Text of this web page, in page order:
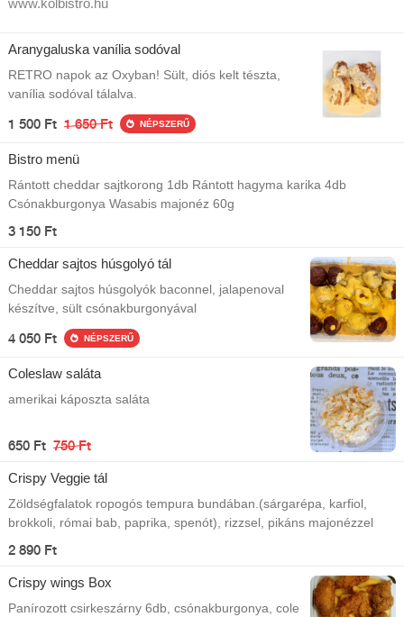
www.kolbistro.hu
Aranygaluska vanília sodóval
RETRO napok az Oxyban! Sült, diós kelt tészta,
vanília sodóval tálalva.
1 500 Ft 1 650 Ft NÉPSZERŰ
Bistro menü
Rántott cheddar sajtkorong 1db Rántott hagyma karika 4db
Csónakburgonya Wasabis majonéz 60g
3 150 Ft
Cheddar sajtos húsgolyó tál
Cheddar sajtos húsgolyók baconnel, jalapenoval
készítve, sült csónakburgonyával
4 050 Ft NÉPSZERŰ
Coleslaw saláta
amerikai káposzta saláta
650 Ft 750 Ft
Crispy Veggie tál
Zöldségfalatok ropogós tempura bundában.(sárgarépa, karfiol,
brokkoli, római bab, paprika, spenót), rizzsel, pikáns majonézzel
2 890 Ft
Crispy wings Box
Panírozott csirkeszárny 6db, csónakburgonya, cole